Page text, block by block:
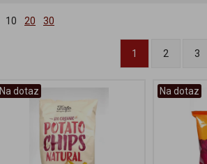
10 20 30
1 2 3
Na dotaz Na dotaz